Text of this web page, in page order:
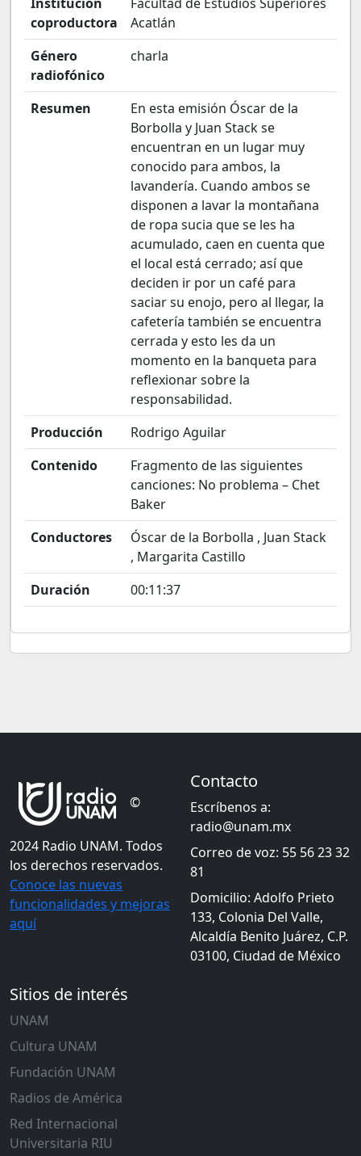
coproductora
Acatlán
Género
radiofónico
charla
Resumen
En esta emisión Óscar de la
Borbolla y Juan Stack se
encuentran en un lugar muy
conocido para ambos, la
lavandería. Cuando ambos se
disponen a lavar la montañana
de ropa sucia que se les ha
acumulado, caen en cuenta que
el local está cerrado; así que
deciden ir por un café para
saciar su enojo, pero al llegar, la
cafetería también se encuentra
cerrada y esto les da un
momento en la banqueta para
reflexionar sobre la
responsabilidad.
Producción
Rodrigo Aguilar
Contenido
Fragmento de las siguientes
canciones: No problema – Chet
Baker
Conductores
Óscar de la Borbolla , Juan Stack
, Margarita Castillo
Duración
00:11:37
©
2024 Radio UNAM. Todos
los derechos reservados.
Conoce las nuevas
funcionalidades y mejoras
aquí
Contacto
Escríbenos a:
radio@unam.mx
Correo de voz: 55 56 23 32
81
Domicilio: Adolfo Prieto
133, Colonia Del Valle,
Alcaldía Benito Juárez, C.P.
03100, Ciudad de México
Sitios de interés
UNAM
Cultura UNAM
Fundación UNAM
Radios de América
Red Internacional
Universitaria RIU